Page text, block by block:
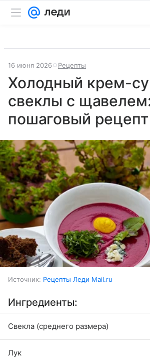
16 июня 2026 Рецепты
Холодный крем-
свеклы с
пошаговый рецепт
Источник: Рецепты Леди Mail.ru
Ингредиенты:
Свекла (среднего размера)
Лук